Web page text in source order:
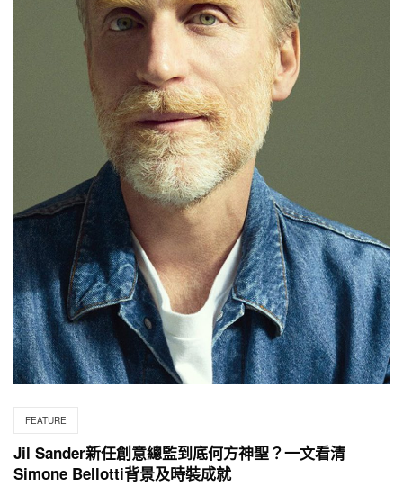
FEATURE
Jil Sander新任創意總監到底何方神聖？一文看清
Simone Bellotti背景及時裝成就